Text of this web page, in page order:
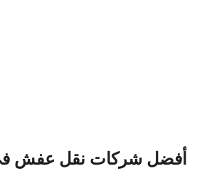
أفضل شركات نقل عفش